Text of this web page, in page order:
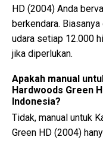
HD (2004) Anda
berkendara.
udara setiap 12.000
jika diperlukan.
Apakah manual
Hardwoods Green
Indonesia?
Tidak, manual untuk
Green HD (2004)